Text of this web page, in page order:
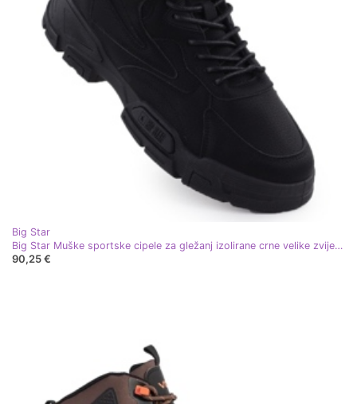
Big Star
Big Star Muške sportske cipele za gležanj izolirane crne velike zvijezde OO174582
90,25 €